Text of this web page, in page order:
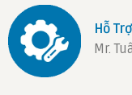
Hỗ
Mr.